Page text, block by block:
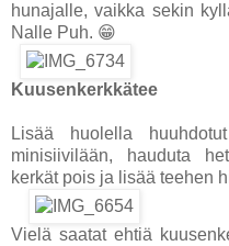
hunajalle, vaikka sekin
Nalle Puh. 😁
Kuusenkerkkätee
Lisää huolella
minisiivilään, hauduta
kerkät pois ja lisää teehen
Vielä saatat ehtiä